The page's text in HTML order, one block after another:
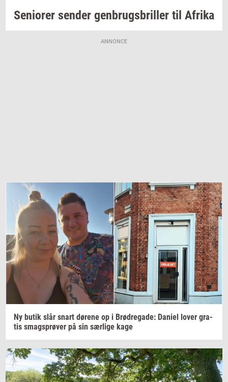
Se­ni­o­rer sen­der gen­brugs­bril­ler til Afri­ka
ANNONCE
Ny butik slår snart dø­re­ne op i Brød­re­ga­de: Da­ni­el lover gra­
tis smags­prø­ver på sin sær­li­ge kage